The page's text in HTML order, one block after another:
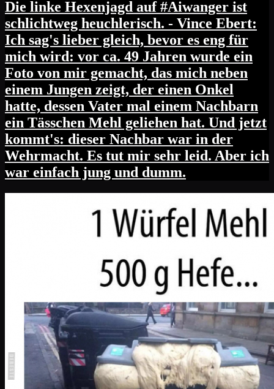
Die linke Hexenjagd auf #Aiwanger ist
schlichtweg heuchlerisch. - Vince Ebert:
Ich sag's lieber gleich, bevor es eng für
mich wird: vor ca. 49 Jahren wurde ein
Foto von mir gemacht, das mich neben
einem Jungen zeigt, der einen Onkel
hatte, dessen Vater mal einem Nachbarn
ein Tässchen Mehl geliehen hat. Und jetzt
kommt's: dieser Nachbar war in der
Wehrmacht. Es tut mir sehr leid. Aber ich
war einfach jung und dumm.